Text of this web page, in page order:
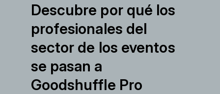
Descubre por qué los
profesionales del
sector de los eventos
se pasan a
Goodshuffle Pro